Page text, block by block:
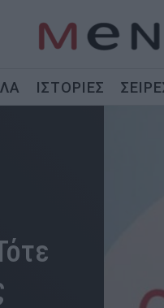
ΙΣΤΟΡΙΕΣ